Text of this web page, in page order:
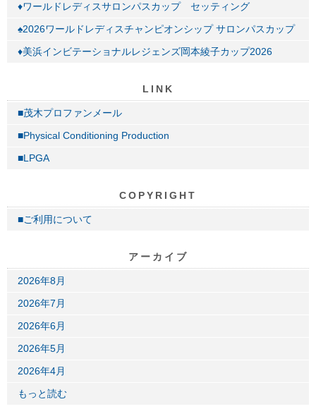
♦ワールドレディスサロンパスカップ セッティング
♠2026ワールドレディスチャンピオンシップ サロンパスカップ
♦美浜インビテーショナルレジェンズ岡本綾子カップ2026
LINK
■茂木プロファンメール
■Physical Conditioning Production
■LPGA
COPYRIGHT
■ご利用について
アーカイブ
2026年8月
2026年7月
2026年6月
2026年5月
2026年4月
もっと読む